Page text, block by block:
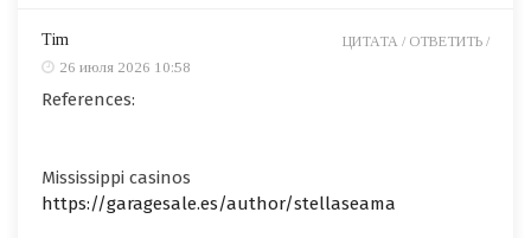
Tim
26 июля 2026 10:58
References:
Mississippi casinos
https://garagesale.es/author/stellaseama
ЦИТАТА / ОТВЕТИТЬ /